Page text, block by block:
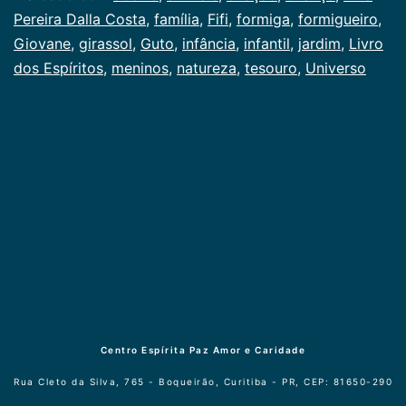
e
um
tesouro
como
Infancia
Pereira Dalla Costa, família, Fifi, formiga, formigueiro,
Giovane, girassol, Guto, infância, infantil, jardim, Livro
dos Espíritos, meninos, natureza, tesouro, Universo
Centro Espírita Paz Amor e Caridade
Rua Cleto da Silva, 765 - Boqueirão, Curitiba - PR, CEP: 81650-290